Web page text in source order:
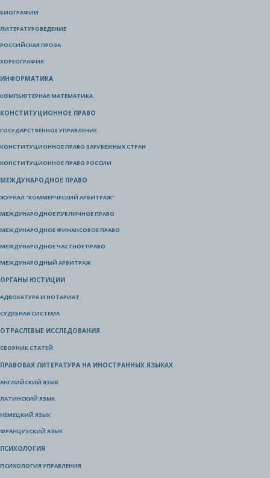
БИОГРАФИИ
ЛИТЕРАТУРОВЕДЕНИЕ
РОССИЙСКАЯ ПРОЗА
ХОРЕОГРАФИЯ
ИНФОРМАТИКА
КОМПЬЮТЕРНАЯ МАТЕМАТИКА
КОНСТИТУЦИОННОЕ ПРАВО
ГОСУДАРСТВЕННОЕ УПРАВЛЕНИЕ
КОНСТИТУЦИОННОЕ ПРАВО ЗАРУБЕЖНЫХ СТРАН
КОНСТИТУЦИОННОЕ ПРАВО РОССИИ
МЕЖДУНАРОДНОЕ ПРАВО
ЖУРНАЛ "КОММЕРЧЕСКИЙ АРБИТРАЖ"
МЕЖДУНАРОДНОЕ ПУБЛИЧНОЕ ПРАВО
МЕЖДУНАРОДНОЕ ФИНАНСОВОЕ ПРАВО
МЕЖДУНАРОДНОЕ ЧАСТНОЕ ПРАВО
МЕЖДУНАРОДНЫЙ АРБИТРАЖ
ОРГАНЫ ЮСТИЦИИ
АДВОКАТУРА И НОТАРИАТ
СУДЕБНАЯ СИСТЕМА
ОТРАСЛЕВЫЕ ИССЛЕДОВАНИЯ
СБОРНИК СТАТЕЙ
ПРАВОВАЯ ЛИТЕРАТУРА НА ИНОСТРАННЫХ ЯЗЫКАХ
АНГЛИЙСКИЙ ЯЗЫК
ЛАТИНСКИЙ ЯЗЫК
НЕМЕЦКИЙ ЯЗЫК
ФРАНЦУЗСКИЙ ЯЗЫК
ПСИХОЛОГИЯ
ПСИХОЛОГИЯ УПРАВЛЕНИЯ